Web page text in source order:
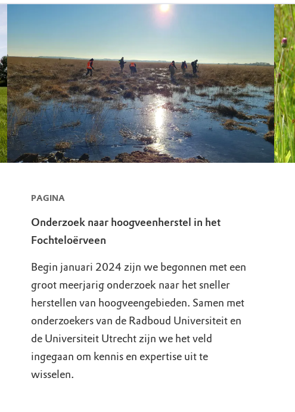
PAGINA
Onderzoek naar hoogveenherstel in het
Fochteloërveen
Begin januari 2024 zijn we begonnen met een
groot meerjarig onderzoek naar het sneller
herstellen van hoogveengebieden. Samen met
onderzoekers van de Radboud Universiteit en
de Universiteit Utrecht zijn we het veld
ingegaan om kennis en expertise uit te
wisselen.